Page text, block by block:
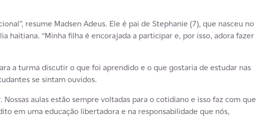
resume Madsen Adeus. Ele é pai de Stephanie (7), que nasceu no
haitiana. “Minha filha é encorajada a participar e, por isso, adora fazer
a turma discutir o que foi aprendido e o que gostaria de estudar nas
se sintam ouvidos.
aulas estão sempre voltadas para o cotidiano e isso faz com que
em uma educação libertadora e na responsabilidade que nós,